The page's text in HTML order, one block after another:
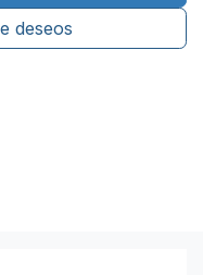
deseos